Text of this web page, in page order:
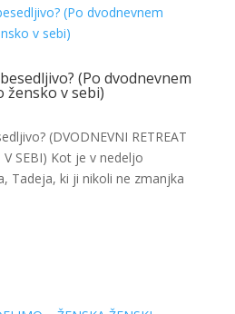
(Po dvodnevnem
žensko v sebi)
(DVODNEVNI RETREAT
V SEBI) Kot je v nedeljo
Tadeja, ki ji nikoli ne zmanjka